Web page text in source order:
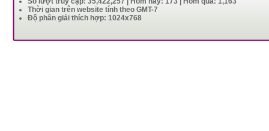
Thời gian trên website tính theo GMT-7
Độ phân giải thích hợp: 1024x768